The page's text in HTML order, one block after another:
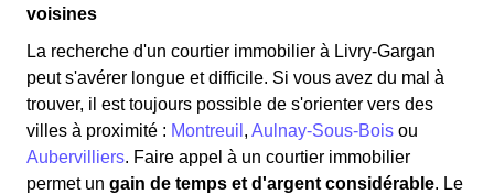
voisines
La recherche d'un courtier immobilier à Livry-Gargan
peut s'avérer longue et difficile. Si vous avez du mal à
trouver, il est toujours possible de s'orienter vers des
villes à proximité : Montreuil , Aulnay-Sous-Bois ou
Aubervilliers. Faire appel à un courtier immobilier
permet un gain de temps et d'argent considérable. Le